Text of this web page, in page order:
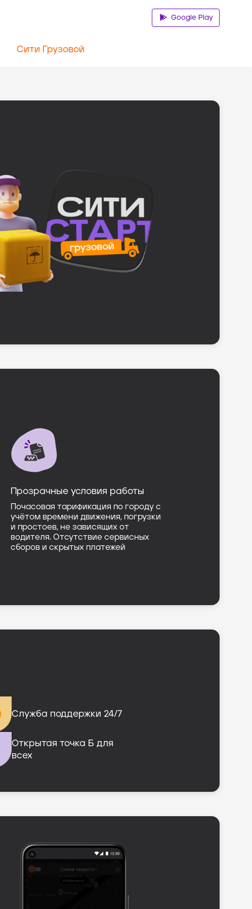
Google Play
Сити Грузовой
Прозрачные условия работы
Почасовая тарификация по городу с
учётом времени движения, погрузки
и простоев, не зависящих от
водителя. Отсутствие сервисных
сборов и скрытых платежей
Служба поддержки 24/7
Открытая точка Б для
всех